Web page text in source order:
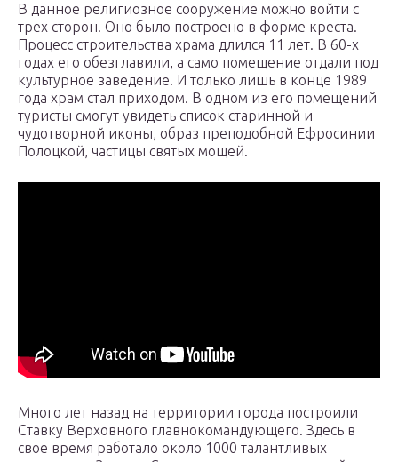
В данное религиозное сооружение можно войти с
трех сторон. Оно было построено в форме креста.
Процесс строительства храма длился 11 лет. В 60-х
годах его обезглавили, а само помещение отдали под
культурное заведение. И только лишь в конце 1989
года храм стал приходом. В одном из его помещений
туристы смогут увидеть список старинной и
чудотворной иконы, образ преподобной Ефросинии
Полоцкой, частицы святых мощей.
Много лет назад на территории города построили
Ставку Верховного главнокомандующего. Здесь в
свое время работало около 1000 талантливых